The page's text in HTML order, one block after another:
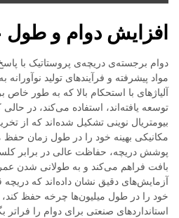
افزایش دوام و طول
دوام برجسته‌ی دریچه‌ی پروستاتیک با
مواد پیشرفته و فرآیندهای تولید
آلیاژهای با استحکام بالا که به طور
توسعه یافته‌اند، استفاده می‌کند، در
بیومتریال نوینی تشکیل شده‌اند که از
مکانیکی بهینه خود را در طول زمان
پوشش دریچه، حفاظت عالی در برابر
بافت فراهم می‌کند و به طولانی شدن
آزمایش‌های دقیق نشان داده‌اند که
خود را در طول میلیون‌ها چرخه حفظ
استانداردهای صنعتی برای دوام را فراتر